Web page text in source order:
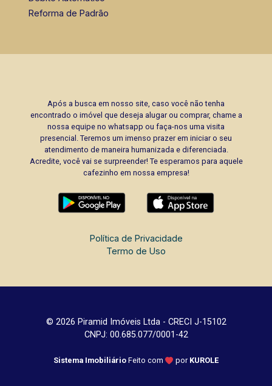
Reforma de Padrão
Após a busca em nosso site, caso você não tenha
encontrado o imóvel que deseja alugar ou comprar, chame a
nossa equipe no whatsapp ou faça-nos uma visita
presencial. Teremos um imenso prazer em iniciar o seu
atendimento de maneira humanizada e diferenciada.
Acredite, você vai se surpreender! Te esperamos para aquele
cafezinho em nossa empresa!
Política de Privacidade
Termo de Uso
© 2026 Piramid Imóveis Ltda - CRECI J-15102
CNPJ: 00.685.077/0001-42
Sistema Imobiliário Feito com por KUROLE